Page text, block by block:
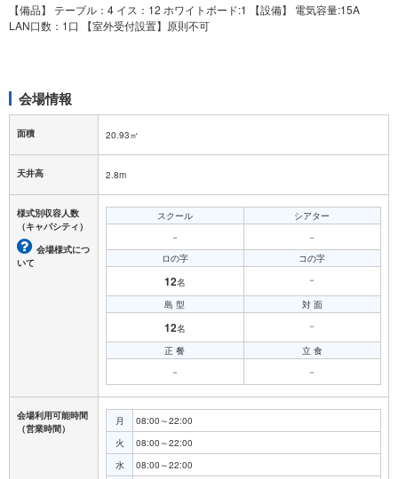
【備品】 テーブル：4 イス：12 ホワイトボード:1 【設備】 電気容量:15A
LAN口数：1口 【室外受付設置】原則不可
会場情報
面積 20.93㎡
天井高 2.8m
様式別収容人数
（キャパシティ）
会場様式につ
いて
スクール
－
シアター
－
ロの字
12名
コの字
－
島 型
12名
対 面
－
正 餐
－
立 食
－
会場利用可能時間
（営業時間）
月
08:00～22:00
火
08:00～22:00
水
08:00～22:00